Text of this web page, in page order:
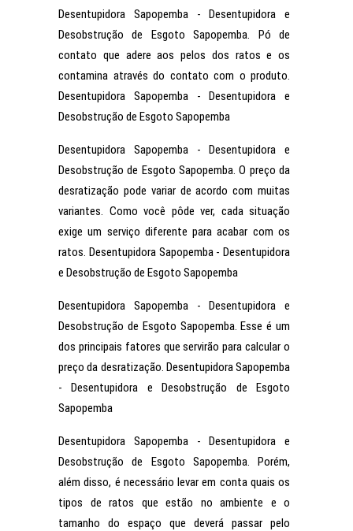
Desentupidora Sapopemba - Desentupidora e
Desobstrução de Esgoto Sapopemba. Pó de
contato que adere aos pelos dos ratos e os
contamina através do contato com o produto.
Desentupidora Sapopemba - Desentupidora e
Desobstrução de Esgoto Sapopemba
Desentupidora Sapopemba - Desentupidora e
Desobstrução de Esgoto Sapopemba. O preço da
desratização pode variar de acordo com muitas
variantes. Como você pôde ver, cada situação
exige um serviço diferente para acabar com os
ratos. Desentupidora Sapopemba - Desentupidora
e Desobstrução de Esgoto Sapopemba
Desentupidora Sapopemba - Desentupidora e
Desobstrução de Esgoto Sapopemba. Esse é um
dos principais fatores que servirão para calcular o
preço da desratização. Desentupidora Sapopemba
- Desentupidora e Desobstrução de Esgoto
Sapopemba
Desentupidora Sapopemba - Desentupidora e
Desobstrução de Esgoto Sapopemba. Porém,
além disso, é necessário levar em conta quais os
tipos de ratos que estão no ambiente e o
tamanho do espaço que deverá passar pelo